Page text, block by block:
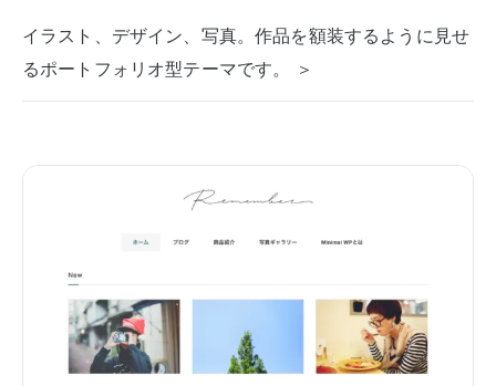
イラスト、デザイン、写真。作品を額装するように見せ
るポートフォリオ型テーマです。 ＞